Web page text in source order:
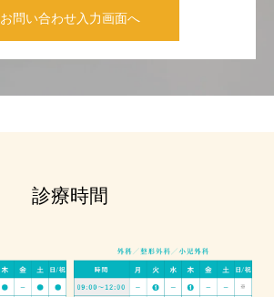
お問い合わせ入力画面へ
診療時間